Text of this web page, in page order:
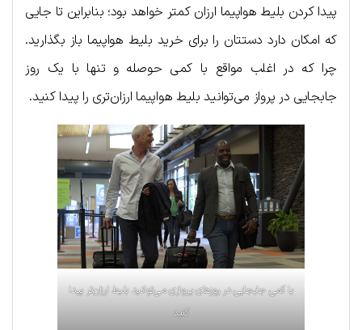
پیدا کردن بلیط هواپیما ارزان کمتر خواهد بود؛ بنابراین تا جایی
که امکان دارد دستتان را برای خرید بلیط هواپیما باز بگذارید.
چرا که در اغلب مواقع با کمی حوصله و تنها با یک روز
جابجایی در پرواز می‌توانید بلیط هواپیما ارزان‌تری را پیدا کنید.
با کمی جابجایی در روزهای پروازی می‌توانید بلیط ارزان‌تر پیدا
کنید